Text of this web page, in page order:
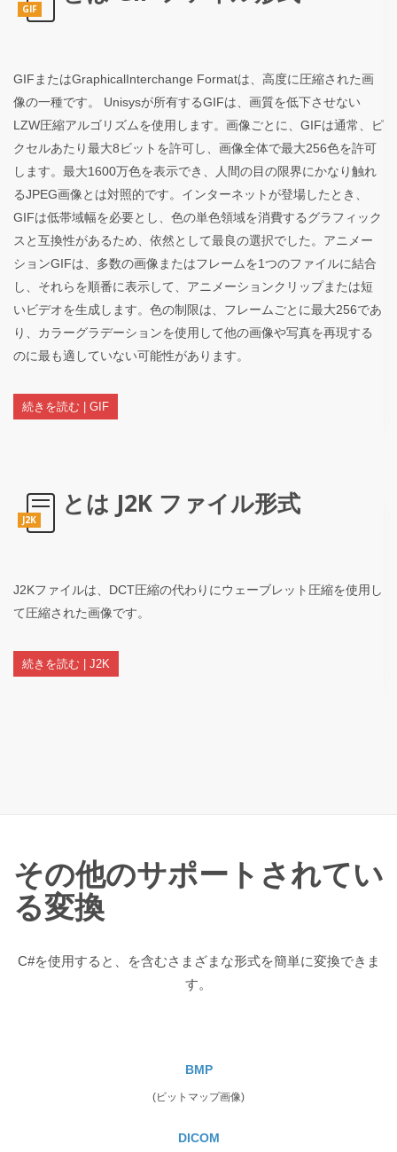
GIF
GIFまたはGraphicalInterchange Formatは、高度に圧縮された画
像の一種です。 Unisysが所有するGIFは、画質を低下させない
LZW圧縮アルゴリズムを使用します。画像ごとに、GIFは通常、ピ
クセルあたり最大8ビットを許可し、画像全体で最大256色を許可
します。最大1600万色を表示でき、人間の目の限界にかなり触れ
るJPEG画像とは対照的です。インターネットが登場したとき、
GIFは低帯域幅を必要とし、色の単色領域を消費するグラフィック
スと互換性があるため、依然として最良の選択でした。アニメー
ションGIFは、多数の画像またはフレームを1つのファイルに結合
し、それらを順番に表示して、アニメーションクリップまたは短
いビデオを生成します。色の制限は、フレームごとに最大256であ
り、カラーグラデーションを使用して他の画像や写真を再現する
のに最も適していない可能性があります。
続きを読む | GIF
J2K
とは J2K ファイル形式
J2Kファイルは、DCT圧縮の代わりにウェーブレット圧縮を使用し
て圧縮された画像です。
続きを読む | J2K
その他のサポートされてい
る変換
C#を使用すると、を含むさまざまな形式を簡単に変換できま
す。
BMP
(ビットマップ画像)
DICOM